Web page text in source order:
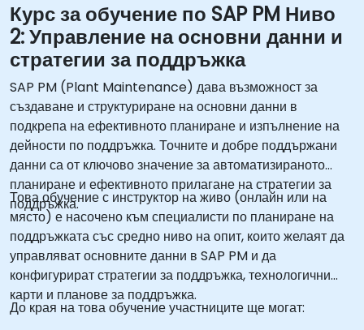
Курс за обучение по SAP PM Ниво
2: Управление на основни данни и
стратегии за поддръжка
SAP PM (Plant Maintenance) дава възможност за
създаване и структуриране на основни данни в
подкрепа на ефективното планиране и изпълнение на
дейности по поддръжка. Точните и добре поддържани
данни са от ключово значение за автоматизираното
планиране и ефективното прилагане на стратегии за
поддръжка.
Това обучение с инструктор на живо (онлайн или на
място) е насочено към специалисти по планиране на
поддръжката със средно ниво на опит, които желаят да
управляват основните данни в SAP PM и да
конфигурират стратегии за поддръжка, технологични
карти и планове за поддръжка.
До края на това обучение участниците ще могат: